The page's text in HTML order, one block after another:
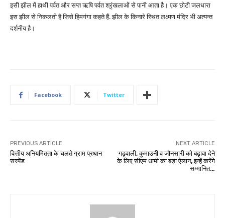
इसी झील में हाथी पर्वत और सप्त ऋषि पर्वत श्रृंखलाओं से पानी आता है। एक छोटी जलधारा
इस झील से निकलती है जिसे हिमगंगा कहते हैं. झील के किनारे स्थित लक्ष्मण मंदिर भी अत्यन्त
दर्शनीय है।
Facebook Twitter
PREVIOUS ARTICLE
वित्तीय अनियमितता के चलते ग्राम प्रधान
सस्पेंड
NEXT ARTICLE
गढ़वाली, कुमाउनी व जौनसारी को बढ़ावा देने
के लिए सीएम धामी का बड़ा ऐलान, इन्हें करेंगे
सम्मानित…